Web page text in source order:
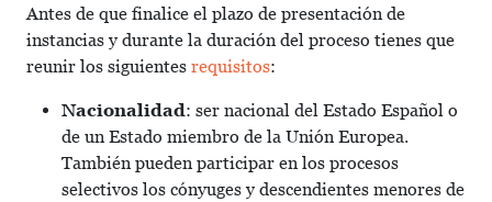
Antes de que finalice el plazo de presentación de
instancias y durante la duración del proceso tienes que
reunir los siguientes requisitos:
Nacionalidad: ser nacional del Estado Español o
de un Estado miembro de la Unión Europea.
También pueden participar en los procesos
selectivos los cónyuges y descendientes menores de